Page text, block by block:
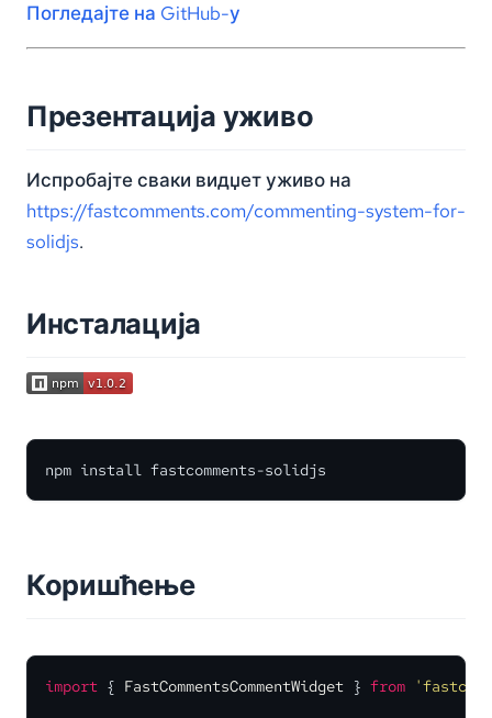
Погледајте на GitHub-у
Презентација уживо
Испробајте сваки видџет уживо на
https://fastcomments.com/commenting-system-for-
solidjs.
Инсталација
npm install fastcomments-solidjs
Коришћење
import { FastCommentsCommentWidget } from